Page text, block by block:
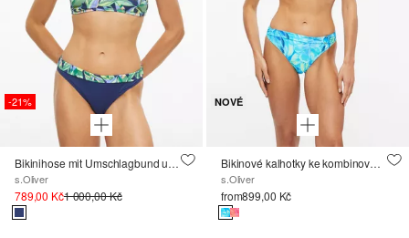
-21%
Bikinihose mit Umschlagbund und floralem Print
s.Oliver
789,00 Kč1 000,00 Kč
NOVÉ
Bikinové kalhotky ke kombinování, s květovaným vzorem
s.Oliver
from899,00 Kč